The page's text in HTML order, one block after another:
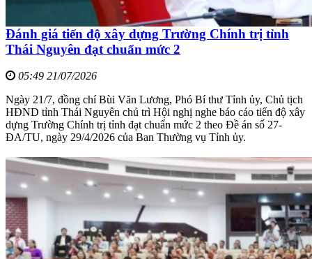
Đánh giá tiến độ xây dựng Trường Chính trị tỉnh
Thái Nguyên đạt chuẩn mức 2
05:49 21/07/2026
Ngày 21/7, đồng chí Bùi Văn Lương, Phó Bí thư Tỉnh ủy, Chủ tịch
HĐND tỉnh Thái Nguyên chủ trì Hội nghị nghe báo cáo tiến độ xây
dựng Trường Chính trị tỉnh đạt chuẩn mức 2 theo Đề án số 27-
ĐA/TU, ngày 29/4/2026 của Ban Thường vụ Tỉnh ủy.